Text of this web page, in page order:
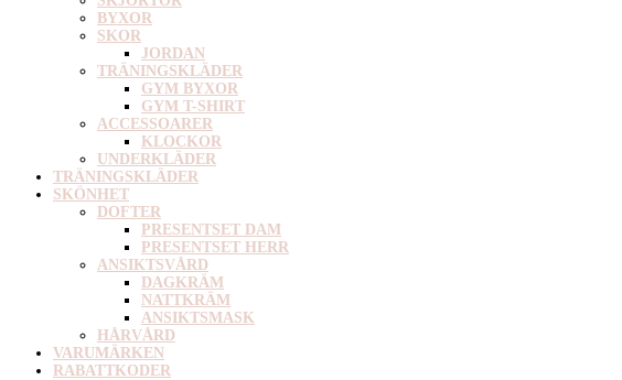
BYXOR
SKOR
JORDAN
TRÄNINGSKLÄDER
GYM BYXOR
GYM T-SHIRT
ACCESSOARER
KLOCKOR
UNDERKLÄDER
TRÄNINGSKLÄDER
SKÖNHET
DOFTER
PRESENTSET DAM
PRESENTSET HERR
ANSIKTSVÅRD
DAGKRÄM
NATTKRÄM
ANSIKTSMASK
HÅRVÅRD
VARUMÄRKEN
RABATTKODER